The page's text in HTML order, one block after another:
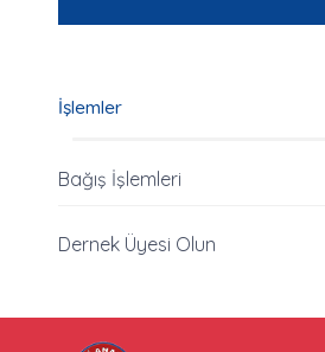
İşlemler
Bağış İşlemleri
Dernek Üyesi Olun